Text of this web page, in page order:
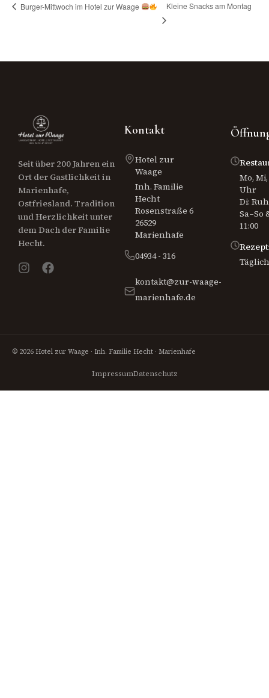
Burger-Mittwoch im Hotel zur Waage Kleine Snacks am Montag
Seit über 200 Jahren ein
Ort der Gastlichkeit in
Marienhafe,
Ostfriesland. Tradition
und Herzlichkeit unter
dem Dach der Familie
Hecht.
Kontakt
Hotel zur
Waage
Inh. Familie
Hecht
Rosenstraße 6
26529
Marienhafe
04934 - 316
kontakt@zur-waage-
marienhafe.de
Mo, Mi,
Uhr
Di:
Sa–So
11:00
© 2026 Hotel zur Waage · Inh. Familie Hecht · Marienhafe
ImpressumDatenschutz